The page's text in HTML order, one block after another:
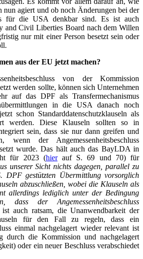
nun agiert und ob noch Änderungen bei der
für die USA denkbar sind. Es ist auch
and Civil Liberties Board nach dem Willen
nur mit einer Person besetzt sein oder
aus der EU jetzt machen?
von der Kommission
werden sollte, können sich Unternehmen
auf das DPF als Transfermechanismus
in die USA danach noch
schon Standarddatenschutzklauseln als
werden. Diese Klauseln sollten so in
sein, dass sie nur dann greifen und
wenn der Angemessenheitsbeschluss
wurde. Das hält auch das BayLDA in
für 2023 (hierauf S. 69 und 70) für
unserer Sicht nichts dagegen, parallel zu
DPF gestützten Übermittlung vorsorglich
abzuschließen, wobei die Klauseln als
allerdings lediglich unter der Bedingung
dass der Angemessenheitsbeschluss
auch ratsam, die Unanwendbarkeit der
für den Fall zu regeln, dass ein
einmal nachgelagert wieder relevant ist
durch die Kommission und nachgelagert
oder ein neuer Beschluss verabschiedet